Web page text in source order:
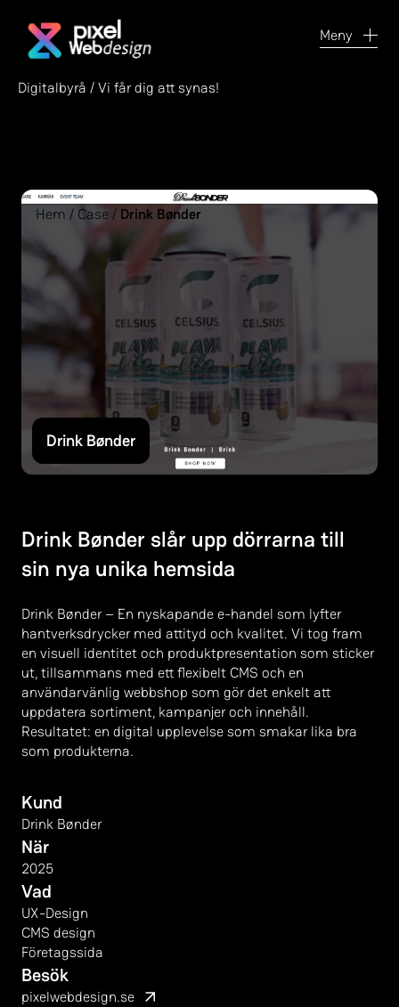
Digitalbyrå / Vi får dig att synas!
Meny
Hem / Case / Drink Bønder
Drink Bønder
Drink Bønder slår upp dörrarna till
sin nya unika hemsida
Drink Bønder – En nyskapande e-handel som lyfter
hantverksdrycker med attityd och kvalitet. Vi tog fram
en visuell identitet och produktpresentation som sticker
ut, tillsammans med ett flexibelt CMS och en
användarvänlig webbshop som gör det enkelt att
uppdatera sortiment, kampanjer och innehåll.
Resultatet: en digital upplevelse som smakar lika bra
som produkterna.
Kund
Drink Bønder
När
2025
Vad
UX-Design
CMS design
Företagssida
Besök
pixelwebdesign.se